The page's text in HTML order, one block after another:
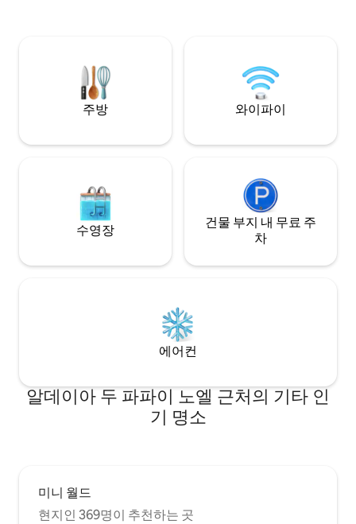
한 숙소입니다. 그
14km 거리. 🌿✨
주방 와이파이
수영장
건물 부지 내 무료 주
차
에어컨
알데이아 두 파파이 노엘 근처의 기타 인
기 명소
미니 월드
현지인 369명이 추천하는 곳